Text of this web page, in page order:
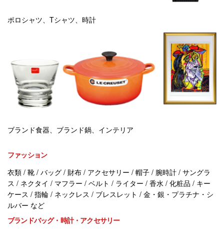
ポロシャツ、Tシャツ、時計
ブランド食器、ブランド鍋、インテリア
ファッション
衣類 / 靴 / バッグ / 財布 / アクセサリー / 帽子 / 腕時計 / サングラ
ス / ネクタイ / マフラー / ベルト / ライター / 香水 / 化粧品 / キー
ケース / 指輪 / ネックレス / ブレスレット / 金・銀・プラチナ・シ
ルバー など
ブランドバッグ・時計・アクセサリー